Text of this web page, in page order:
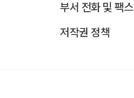
부서 전화 및 팩스
저작권 정책